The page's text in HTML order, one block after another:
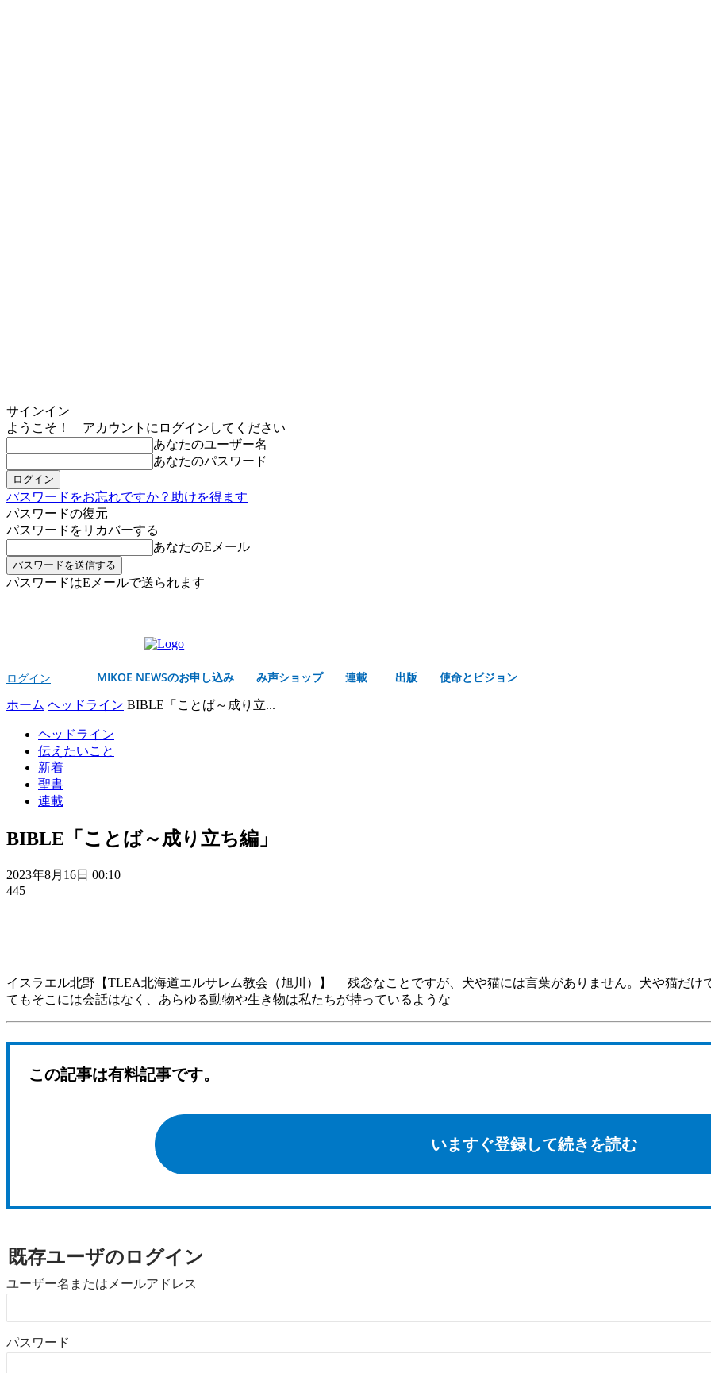
サインイン
ようこそ！ アカウントにログインしてください
あなたのユーザー名
あなたのパスワード
パスワードをお忘れですか？助けを得ます
パスワードの復元
パスワードをリカバーする
あなたのEメール
パスワードはEメールで送られます
ログイン MIKOE NEWSのお申し込み み声ショップ 連載 出版 使命とビジョン
ホーム ヘッドライン BIBLE「ことば～成り立...
ヘッドライン
伝えたいこと
新着
聖書
連載
BIBLE「ことば～成り立ち編」
2023年8月16日 00:10
445
イスラエル北野【TLEA北海道エルサレム教会（旭川）】 残念なことですが、犬や猫には言葉がありません。犬や猫だけ
てもそこには会話はなく、あらゆる動物や生き物は私たちが持っているような
この記事は有料記事です。
いますぐ登録して続きを読む
既存ユーザのログイン
ユーザー名またはメールアドレス
パスワード